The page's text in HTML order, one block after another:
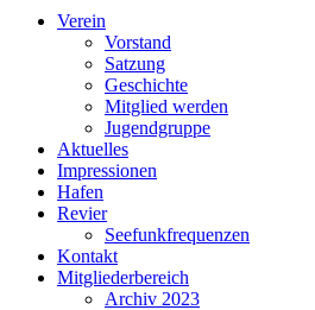
Verein
Vorstand
Satzung
Geschichte
Mitglied werden
Jugendgruppe
Aktuelles
Impressionen
Hafen
Revier
Seefunkfrequenzen
Kontakt
Mitgliederbereich
Archiv 2023